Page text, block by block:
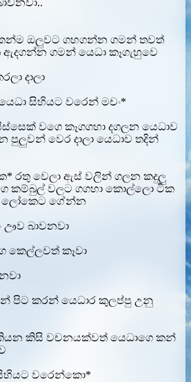
ඔලුවට ගහගන්න ගමන් තවත්
ගමන් යෙධා කෑගැහුවෙ
දාලා
සිහියට වරෙන් මචං*
වගෙ කෑගගහා දගලන යෙධාව
වෙර දාලා යෙධාව තදින්
රතු වෙලා ඇස් වලින් ගලන කදුලු
කම්බුල් වලට ගගහා කොල්ලො ටික
ලෝකෙට ගේන්න
ඌව බාවනවා
කෙල්ලවත් කෑවා
පිට කරන් යෙධාර කුලප්පු උනු
කිසි වචනයක්වත් යෙධාගෙ කන්
වරෙන්කො*